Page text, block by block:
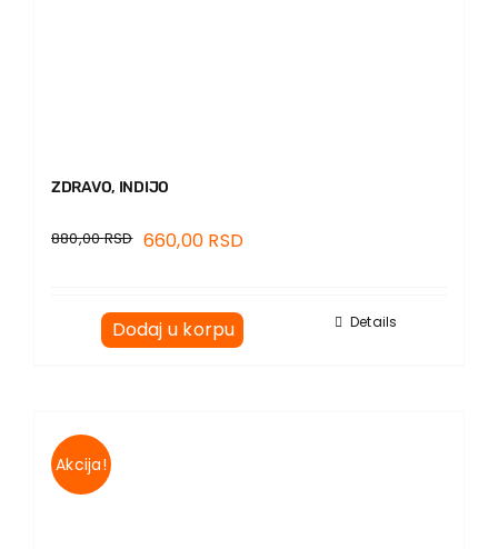
ZDRAVO, INDIJO
880,00RSD 660,00 RSD
Dodaj u korpu Details
Akcija!